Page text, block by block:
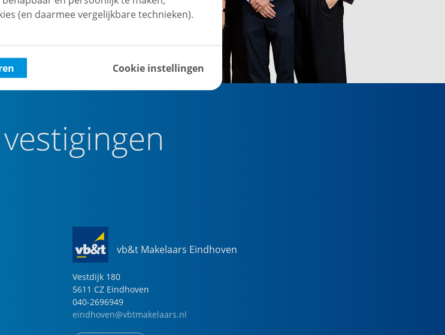
vb&t Makelaars Eindhoven
Vestdijk 180
5611 CZ Eindhoven
040-2696949
eindhoven@vbtmakelaars.nl
(en daarmee vergelijkbare technieken).
Cookie instellingen